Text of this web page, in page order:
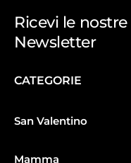
Ricevi le
Newsletter
CATEGORIE
San Valentino
Mamma